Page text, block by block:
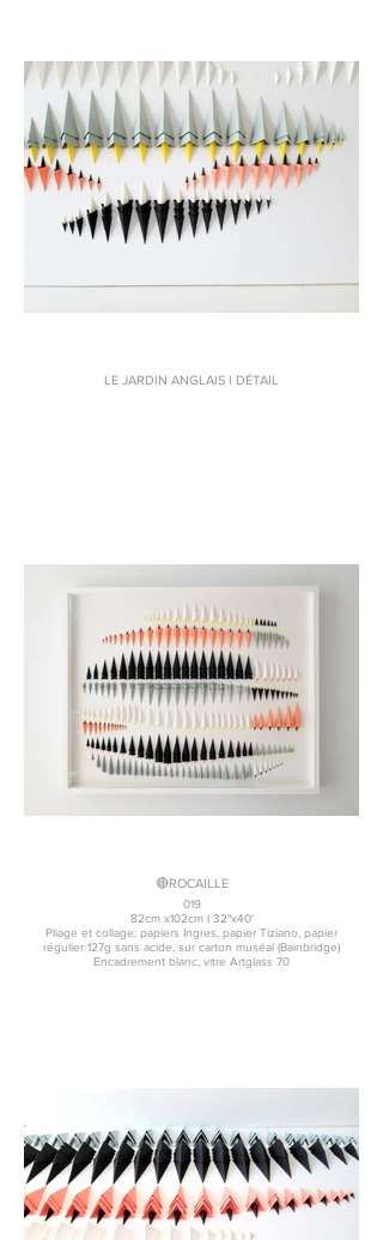
LE JARDIN ANGLAIS I DÉTAIL
🔴ROCAILLE
019
82cm x102cm I 32"x40'
Pliage et collage; papiers Ingres, papier Tiziano, papier
régulier 127g sans acide, sur carton muséal (Bainbridge)
Encadrement blanc, vitre Artglass 70